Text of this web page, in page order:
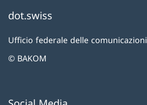
dot.swiss
Ufficio federale delle comunicazioni
© BAKOM